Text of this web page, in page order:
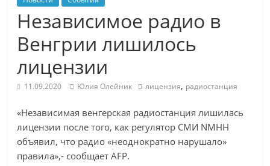
Независимое радио в
Венгрии лишилось
лицензии
11.09.2020 Юлия Олейник лицензия, радиостанция
«Независимая венгерская радиостанция лишилась
лицензии после того, как регулятор СМИ NMHH
объявил, что радио «неоднократно нарушало»
правила»,- сообщает AFP.